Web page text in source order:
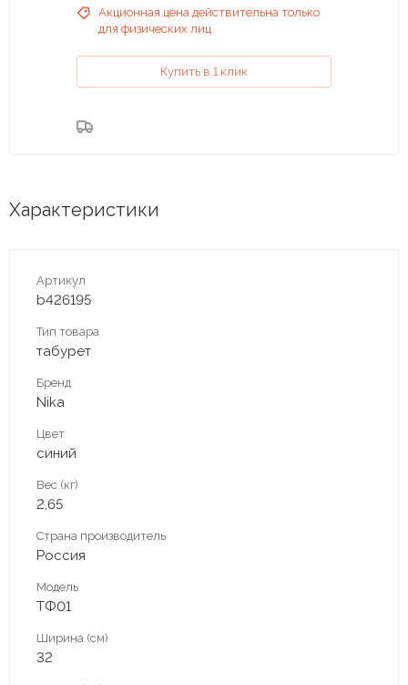
Акционная цена действительна только
для физических лиц
Купить в 1 клик
Характеристики
Артикул
b426195
Тип товара
табурет
Бренд
Nika
Цвет
синий
Вес (кг)
2,65
Страна производитель
Россия
Модель
ТФ01
Ширина (см)
32